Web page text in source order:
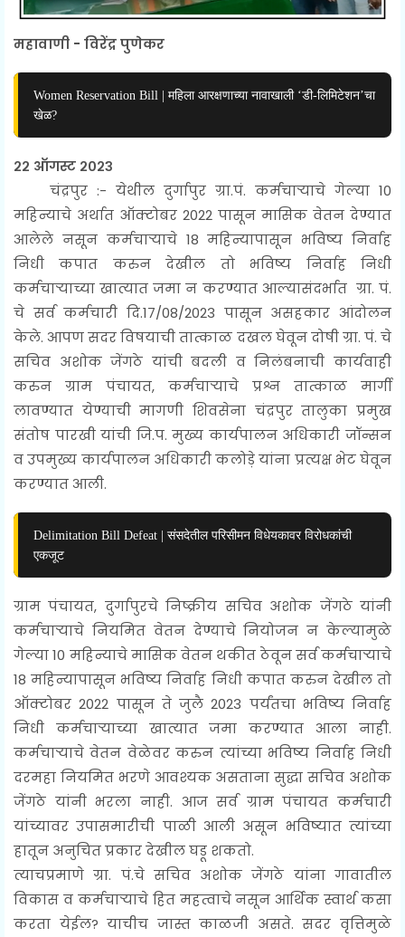
महावाणी - विरेंद्र पुणेकर
Women Reservation Bill | महिला आरक्षणाच्या नावाखाली ‘डी-लिमिटेशन’चा
खेळ?
२२ ऑगस्ट २०२३
चंद्रपुर :- येथील दुर्गापुर ग्रा.पं. कर्मचाऱ्याचे गेल्या 10
महिन्याचे अर्थात ऑक्टोबर 2022 पासून मासिक वेतन देण्यात
आलेले नसून कर्मचाऱ्याचे 18 महिन्यापासून भविष्य निर्वाह
निधी कपात करुन देखील तो भविष्य निर्वाह निधी
कर्मचाऱ्याच्या खात्यात जमा न करण्यात आल्यासंदर्भात ग्रा. पं.
चे सर्व कर्मचारी दि.17/08/2023 पासून असहकार आंदोलन
केले. आपण सदर विषयाची तात्काळ दखल घेवून दोषी ग्रा. पं. चे
सचिव अशोक जेंगठे यांची बदली व निलंबनाची कार्यवाही
करुन ग्राम पंचायत, कर्मचाऱ्याचे प्रश्न तात्काळ मार्गी
लावण्यात येण्याची मागणी शिवसेना चंद्रपुर तालुका प्रमुख
संतोष पारखी यांची जि.प. मुख्य कार्यपालन अधिकारी जॉन्सन
व उपमुख्य कार्यपालन अधिकारी कलोड़े यांना प्रत्यक्ष भेट घेवून
करण्यात आली.
Delimitation Bill Defeat | संसदेतील परिसीमन विधेयकावर विरोधकांची
एकजूट
ग्राम पंचायत, दुर्गापुरचे निष्क्रीय सचिव अशोक जेंगठे यांनी
कर्मचाऱ्याचे नियमित वेतन देण्याचे नियोजन न केल्यामुळे
गेल्या 10 महिन्याचे मासिक वेतन थकीत ठेवून सर्व कर्मचाऱ्याचे
18 महिन्यापासून भविष्य निर्वाह निधी कपात करुन देखील तो
ऑक्टोबर 2022 पासून ते जुलै 2023 पर्यंतचा भविष्य निर्वाह
निधी कर्मचाऱ्याच्या खात्यात जमा करण्यात आला नाही.
कर्मचाऱ्याचे वेतन वेळेवर करुन त्यांच्या भविष्य निर्वाह निधी
दरमहा नियमित भरणे आवश्यक असताना सुद्धा सचिव अशोक
जेंगठे यांनी भरला नाही. आज सर्व ग्राम पंचायत कर्मचारी
यांच्यावर उपासमारीची पाळी आली असून भविष्यात त्यांच्या
हातून अनुचित प्रकार देखील घडू शकतो.
त्याचप्रमाणे ग्रा. पं.चे सचिव अशोक जेंगठे यांना गावातील
विकास व कर्मचाऱ्याचे हित महत्वाचे नसून आर्थिक स्वार्थ कसा
करता येईल? याचीच जास्त काळजी असते. सदर वृत्तिमुळे